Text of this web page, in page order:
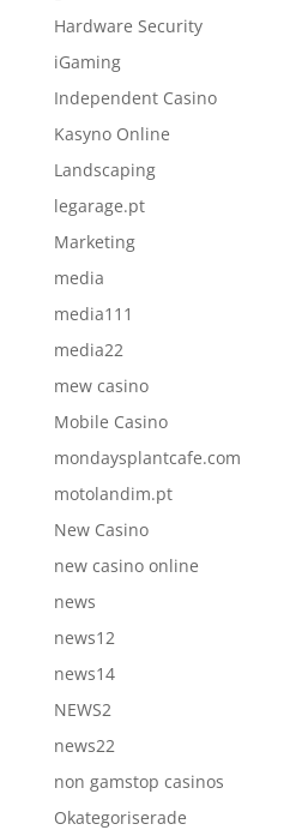
Hardware Security
iGaming
Independent Casino
Kasyno Online
Landscaping
legarage.pt
Marketing
media
media111
media22
mew casino
Mobile Casino
mondaysplantcafe.com
motolandim.pt
New Casino
new casino online
news
news12
news14
NEWS2
news22
non gamstop casinos
Okategoriserade